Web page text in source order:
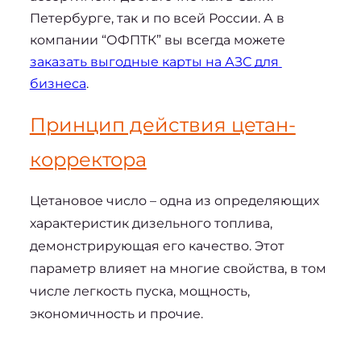
Петербурге, так и по всей России. А в
заказать выгодные карты на АЗС для
бизнеса.
Принцип действия цетан-
корректора
Цетановое число – одна из определяющих
характеристик дизельного топлива,
демонстрирующая его качество. Этот
параметр влияет на многие свойства, в том
числе легкость пуска, мощность,
экономичность и прочие.